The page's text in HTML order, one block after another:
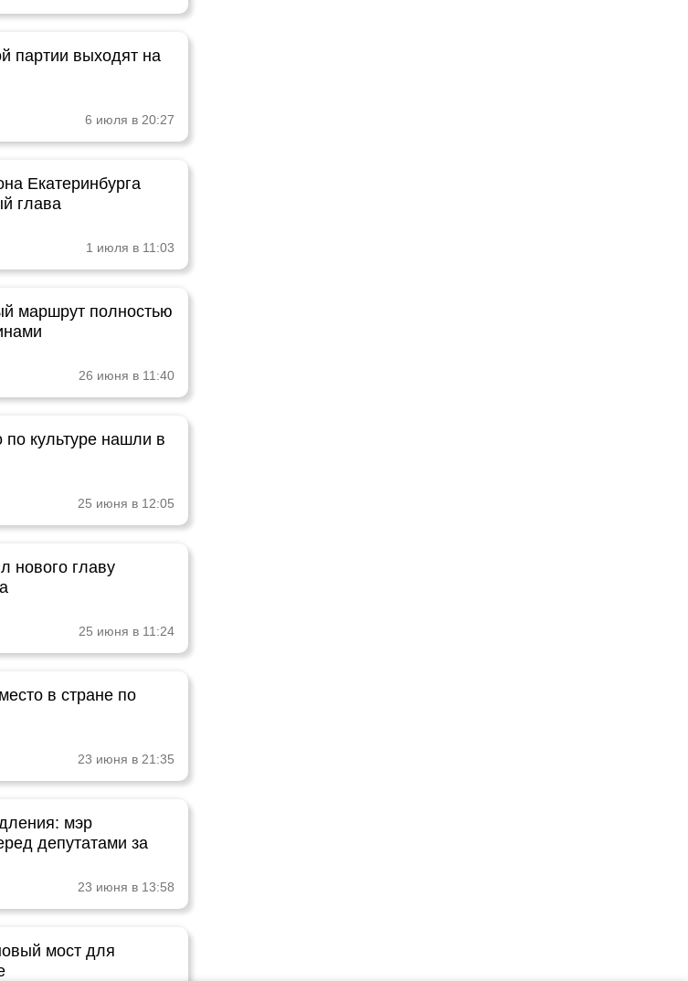
партии выходят на
6 июля в 20:27
Екатеринбурга
глава
1 июля в 11:03
маршрут полностью
26 июня в 11:40
по культуре нашли в
25 июня в 12:05
нового главу
25 июня в 11:24
в стране по
23 июня в 21:35
мэр
депутатами за
23 июня в 13:58
мост для